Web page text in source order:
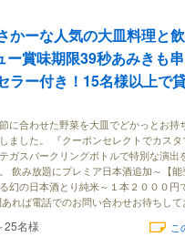
かーな人気の大皿料理と
ー賞味期限39秒あみきも
ラー付き！15名様以上で
に合わせた野菜を大皿でどかっとお持
ました。 『クーポンセレクトでカス
ガスパークリングボトルで特別な演出
飲み放題にプレミア日本酒追加～【能
幻の日本酒とり純米～１本２０００円
れば電話でのお問い合わせお待ちして
25名様 こ